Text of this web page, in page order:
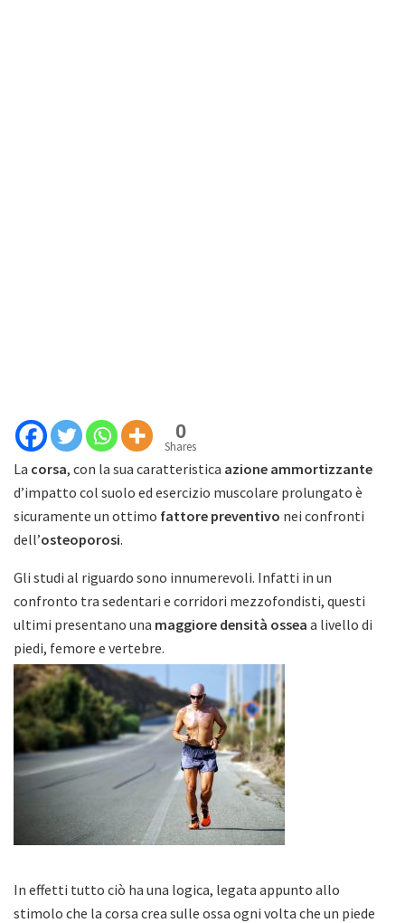
0
Shares
La corsa, con la sua caratteristica azione ammortizzante
d’impatto col suolo ed esercizio muscolare prolungato è
sicuramente un ottimo fattore preventivo nei confronti
dell’osteoporosi.
Gli studi al riguardo sono innumerevoli. Infatti in un
confronto tra sedentari e corridori mezzofondisti, questi
ultimi presentano una maggiore densità ossea a livello di
piedi, femore e vertebre.
In effetti tutto ciò ha una logica, legata appunto allo
stimolo che la corsa crea sulle ossa ogni volta che un piede